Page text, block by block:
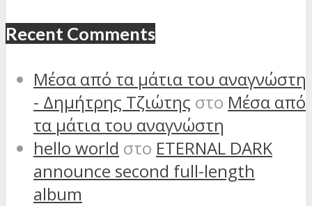
Recent Comments
Μέσα από τα μάτια του αναγνώστη
- Δημήτρης Τζιώτης στο Μέσα από
τα μάτια του αναγνώστη
hello world στο ETERNAL DARK
announce second full-length
album